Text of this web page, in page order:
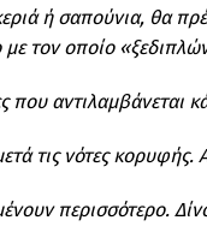
ή σαπούνια, θα
τον οποίο
που αντιλαμβάνεται
τις νότες
περισσότερο.